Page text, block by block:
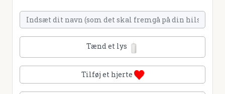
Tænd et lys
Tilføj et hjerte